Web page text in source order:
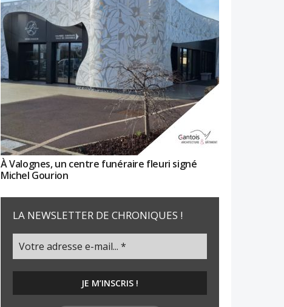
À Valognes, un centre funéraire fleuri signé
Michel Gourion
LA NEWSLETTER DE CHRONIQUES !